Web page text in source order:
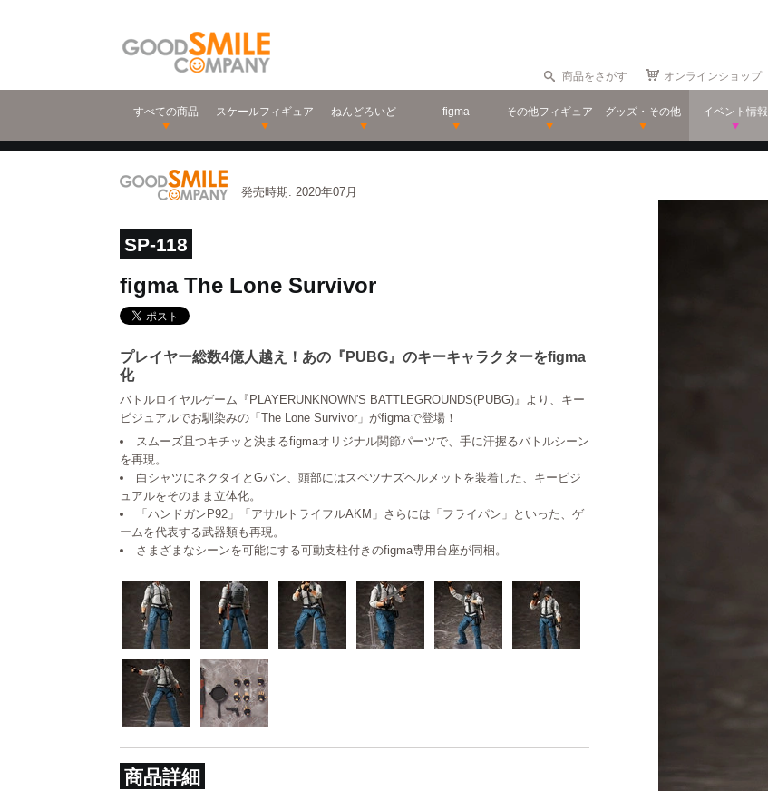
商品をさがす オンラインショップ
すべての商品 スケールフィギュア ねんどろいど figma その他フィギュア グッズ・その他 イベント情報
発売時期: 2020年07月
SP-118
figma The Lone Survivor
プレイヤー総数4億人越え！あの『PUBG』のキーキャラクターをfigma
化
バトルロイヤルゲーム『PLAYERUNKNOWN'S BATTLEGROUNDS(PUBG)』より、キー
ビジュアルでお馴染みの「The Lone Survivor」がfigmaで登場！
スムーズ且つキチッと決まるfigmaオリジナル関節パーツで、手に汗握るバトルシーン
を再現。
白シャツにネクタイとGパン、頭部にはスペツナズヘルメットを装着した、キービジ
ュアルをそのまま立体化。
「ハンドガンP92」「アサルトライフルAKM」さらには「フライパン」といった、ゲ
ームを代表する武器類も再現。
さまざまなシーンを可能にする可動支柱付きのfigma専用台座が同梱。
商品詳細